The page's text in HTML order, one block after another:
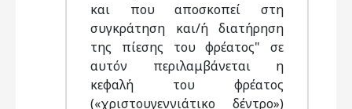
και που αποσκοπεί στη
συγκράτηση και/ή διατήρηση
της πίεσης του φρέατος" σε
αυτόν περιλαμβάνεται η
κεφαλή του φρέατος
(«χριστουγεννιάτικο δέντρο»)